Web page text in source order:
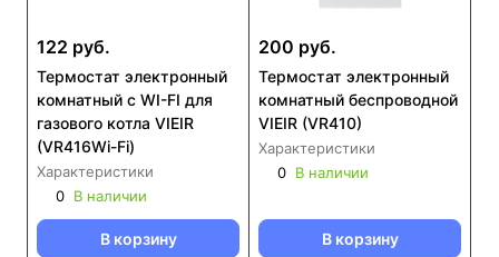
122 руб.
Термостат электронный
комнатный с WI-FI для
газового котла VIEIR
(VR416Wi-Fi)
Характеристики
0 В наличии
В корзину
200 руб.
Термостат электронный
комнатный беспроводной
VIEIR (VR410)
Характеристики
0 В наличии
В корзину